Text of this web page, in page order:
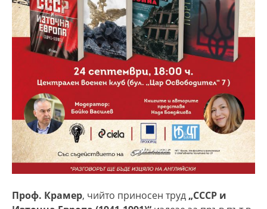
Проф. Крамер, чийто приносен труд „СССР и